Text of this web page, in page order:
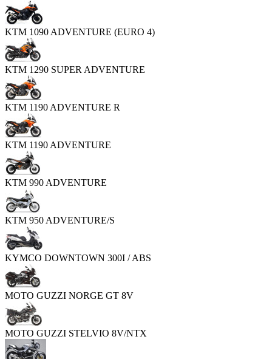
KTM 1090 ADVENTURE (EURO 4)
KTM 1290 SUPER ADVENTURE
KTM 1190 ADVENTURE R
KTM 1190 ADVENTURE
KTM 990 ADVENTURE
KTM 950 ADVENTURE/S
KYMCO DOWNTOWN 300I / ABS
MOTO GUZZI NORGE GT 8V
MOTO GUZZI STELVIO 8V/NTX